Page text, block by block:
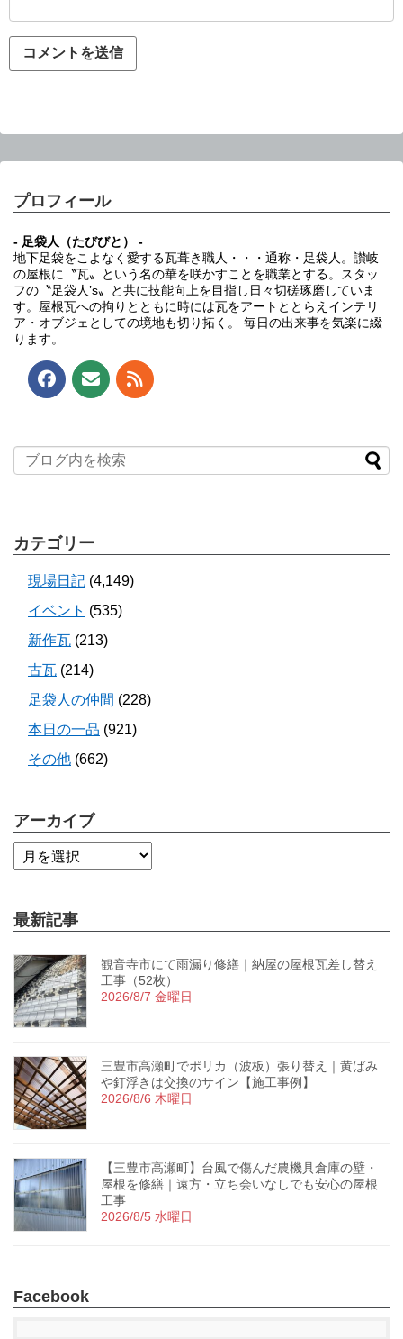
プロフィール
- 足袋人（たびびと） -
地下足袋をこよなく愛する瓦葺き職人・・・通称・足袋人。讃岐
の屋根に〝瓦〟という名の華を咲かすことを職業とする。スタッ
フの〝足袋人’s〟と共に技能向上を目指し日々切磋琢磨していま
す。屋根瓦への拘りとともに時には瓦をアートととらえインテリ
ア・オブジェとしての境地も切り拓く。 毎日の出来事を気楽に綴
ります。
カテゴリー
現場日記 (4,149)
イベント (535)
新作瓦 (213)
古瓦 (214)
足袋人の仲間 (228)
本日の一品 (921)
その他 (662)
アーカイブ
最新記事
観音寺市にて雨漏り修繕｜納屋の屋根瓦差し替え
工事（52枚）
2026/8/7 金曜日
三豊市高瀬町でポリカ（波板）張り替え｜黄ばみ
や釘浮きは交換のサイン【施工事例】
2026/8/6 木曜日
【三豊市高瀬町】台風で傷んだ農機具倉庫の壁・
屋根を修繕｜遠方・立ち会いなしでも安心の屋根
工事
2026/8/5 水曜日
Facebook